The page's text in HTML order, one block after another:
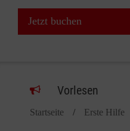
Jetzt buchen
Vorlesen
Startseite Erste Hilfe